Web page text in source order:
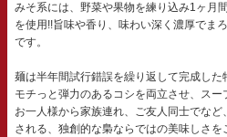
みそ系には、野菜や果物を練り込み1ヶ月
を使用!!旨味や香り、味わい深く濃厚でま
です。
麺は半年間試行錯誤を繰り返して完成した
モチっと弾力のあるコシを両立させ、ス
お一人様から家族連れ、ご友人同士でな
される、独創的な梟ならではの美味しさを